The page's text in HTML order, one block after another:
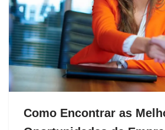
Como Encontrar as